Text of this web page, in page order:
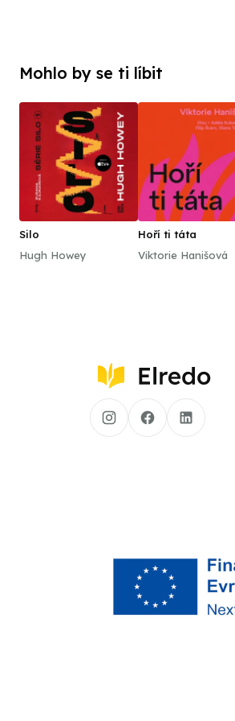
Mohlo by se ti líbit
Silo
Hugh Howey
Hoří ti táta
Viktorie Hanišová